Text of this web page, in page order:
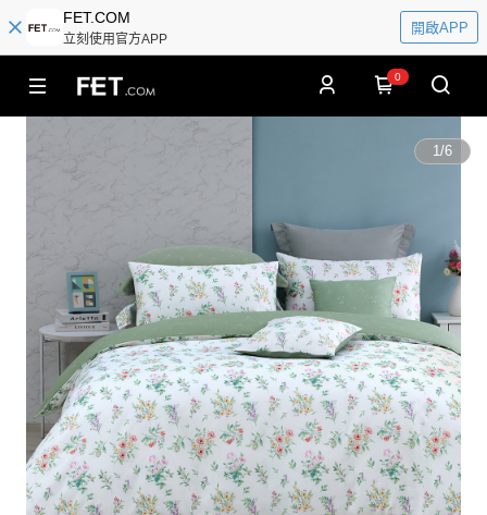
FET.COM
立刻使用官方APP
開啟APP
0
1/6